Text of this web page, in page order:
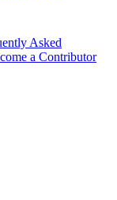
Asked
a Contributor